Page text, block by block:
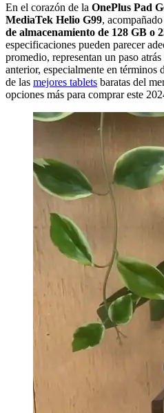
En el corazón de la OnePlus Pad
MediaTek Helio G99,
de almacenamiento de 128 GB o
especificaciones pueden parecer
promedio, representan un paso
anterior, especialmente en
de las mejores tablets baratas del
opciones más para comprar este